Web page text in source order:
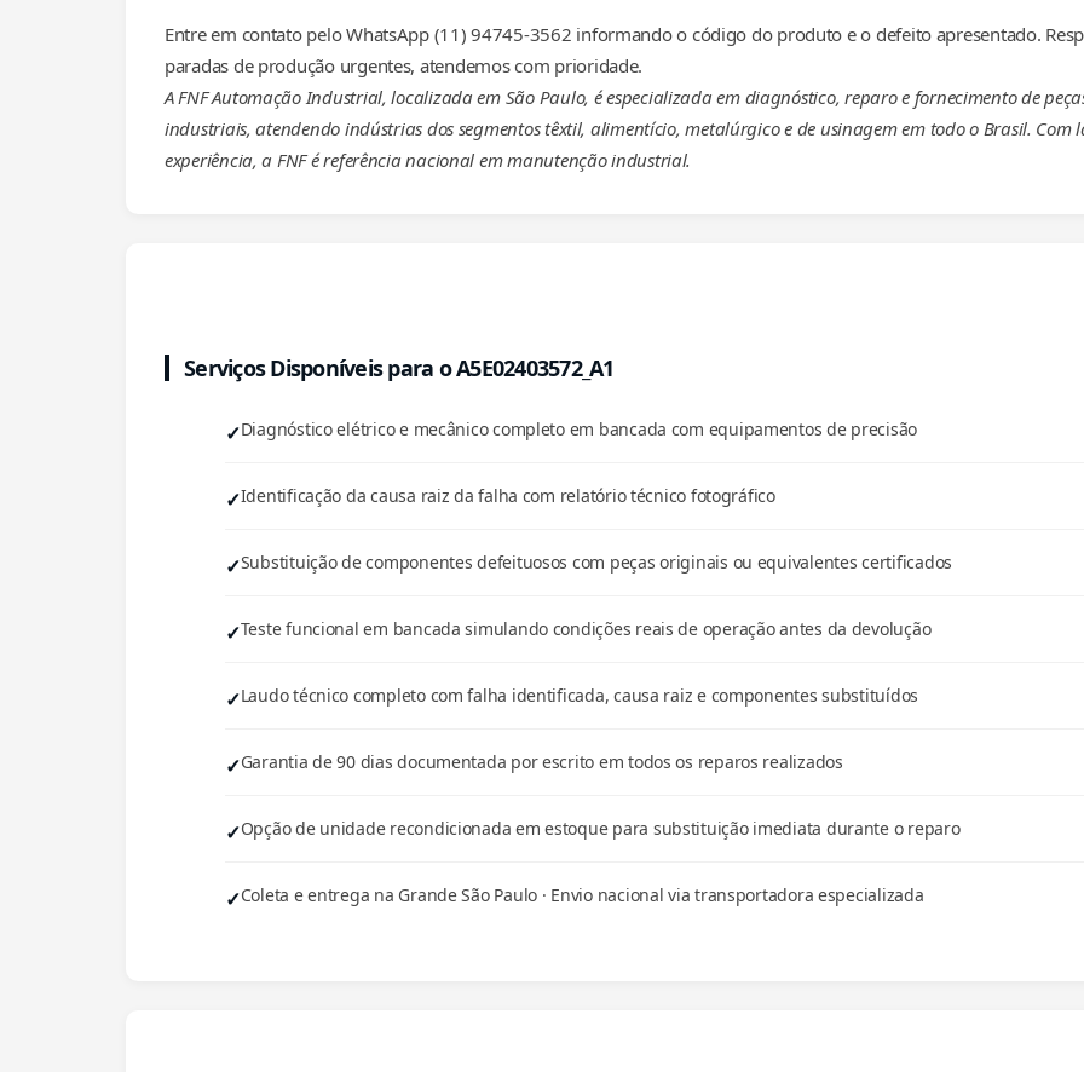
Entre em contato pelo WhatsApp (11) 94745-3562 informando o código do produto e o defeito apresentado.
paradas de produção urgentes, atendemos com prioridade.
A FNF Automação Industrial, localizada em São Paulo, é especializada em diagnóstico, reparo e fornecimento de
industriais, atendendo indústrias dos segmentos têxtil, alimentício, metalúrgico e de usinagem em todo o Brasil.
experiência, a FNF é referência nacional em manutenção industrial.
Serviços Disponíveis para o A5E02403572_A1
Diagnóstico elétrico e mecânico completo em bancada com equipamentos de precisão
Identificação da causa raiz da falha com relatório técnico fotográfico
Substituição de componentes defeituosos com peças originais ou equivalentes certificados
Teste funcional em bancada simulando condições reais de operação antes da devolução
Laudo técnico completo com falha identificada, causa raiz e componentes substituídos
Garantia de 90 dias documentada por escrito em todos os reparos realizados
Opção de unidade recondicionada em estoque para substituição imediata durante o reparo
Coleta e entrega na Grande São Paulo · Envio nacional via transportadora especializada